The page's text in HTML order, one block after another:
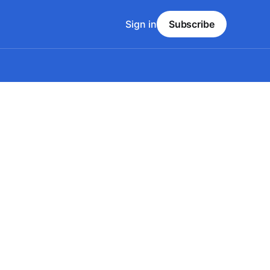
Sign in Subscribe